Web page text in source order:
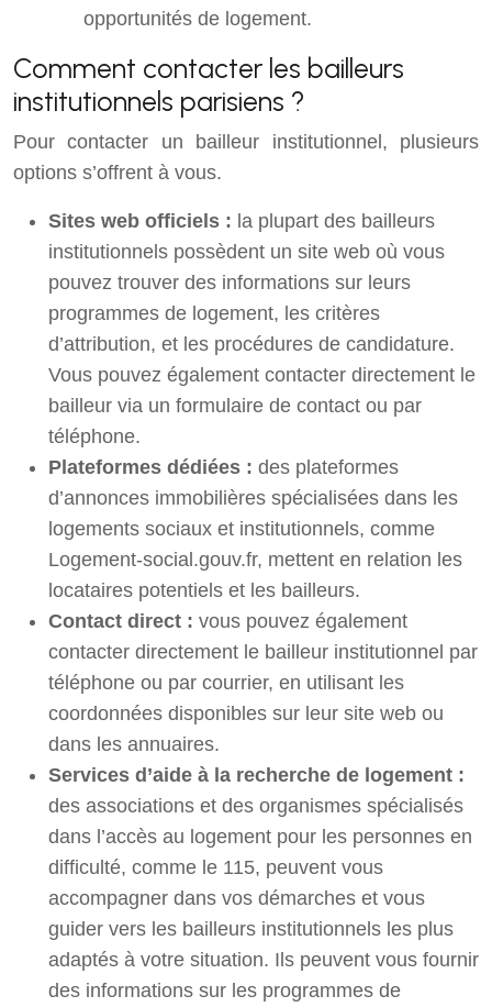
opportunités de logement.
Comment contacter les bailleurs
institutionnels parisiens ?
Pour contacter un bailleur institutionnel, plusieurs
options s’offrent à vous.
Sites web officiels : la plupart des bailleurs
institutionnels possèdent un site web où vous
pouvez trouver des informations sur leurs
programmes de logement, les critères
d’attribution, et les procédures de candidature.
Vous pouvez également contacter directement le
bailleur via un formulaire de contact ou par
téléphone.
Plateformes dédiées : des plateformes
d’annonces immobilières spécialisées dans les
logements sociaux et institutionnels, comme
Logement-social.gouv.fr, mettent en relation les
locataires potentiels et les bailleurs.
Contact direct : vous pouvez également
contacter directement le bailleur institutionnel par
téléphone ou par courrier, en utilisant les
coordonnées disponibles sur leur site web ou
dans les annuaires.
Services d’aide à la recherche de logement :
des associations et des organismes spécialisés
dans l’accès au logement pour les personnes en
difficulté, comme le 115, peuvent vous
accompagner dans vos démarches et vous
guider vers les bailleurs institutionnels les plus
adaptés à votre situation. Ils peuvent vous fournir
des informations sur les programmes de